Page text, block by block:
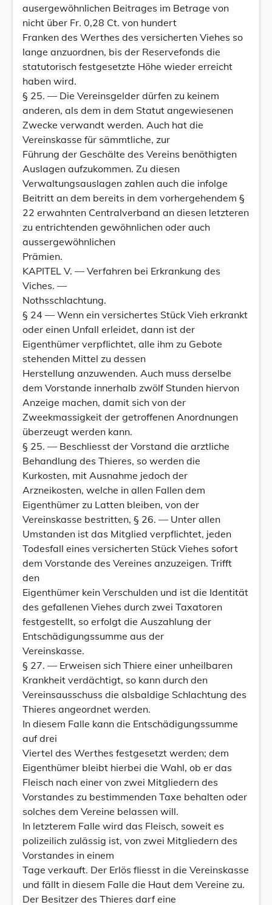
ausergewöhnlichen Beitrages im Betrage von
nicht über Fr. 0,28 Ct. von hundert
Franken des Werthes des versicherten Viehes so
lange anzuordnen, bis der Reservefonds die
statutorisch festgesetzte Höhe wieder erreicht
haben wird.
§ 25. — Die Vereinsgelder dürfen zu keinem
anderen, als dem in dem Statut angewiesenen
Zwecke verwandt werden. Auch hat die
Vereinskasse für sämmtliche, zur
Führung der Geschälte des Vereins benöthigten
Auslagen aufzukommen. Zu diesen
Verwaltungsauslagen zahlen auch die infolge
Beitritt an dem bereits in dem vorhergehendem §
22 erwahnten Centralverband an diesen letzteren
zu entrichtenden gewöhnlichen oder auch
aussergewöhnlichen
Prämien.
KAPITEL V. — Verfahren bei Erkrankung des
Viches. —
Nothsschlachtung.
§ 24 — Wenn ein versichertes Stück Vieh erkrankt
oder einen Unfall erleidet, dann ist der
Eigenthümer verpflichtet, alle ihm zu Gebote
stehenden Mittel zu dessen
Herstellung anzuwenden. Auch muss derselbe
dem Vorstande innerhalb zwölf Stunden hiervon
Anzeige machen, damit sich von der
Zweekmassigkeit der getroffenen Anordnungen
überzeugt werden kann.
§ 25. — Beschliesst der Vorstand die arztliche
Behandlung des Thieres, so werden die
Kurkosten, mit Ausnahme jedoch der
Arzneikosten, welche in allen Fallen dem
Eigenthümer zu Latten bleiben, von der
Vereinskasse bestritten, § 26. — Unter allen
Umstanden ist das Mitglied verpflichtet, jeden
Todesfall eines versicherten Stück Viehes sofort
dem Vorstande des Vereines anzuzeigen. Trifft
den
Eigenthümer kein Verschulden und ist die Identität
des gefallenen Viehes durch zwei Taxatoren
festgestellt, so erfolgt die Auszahlung der
Entschädigungssumme aus der
Vereinskasse.
§ 27. — Erweisen sich Thiere einer unheilbaren
Krankheit verdächtigt, so kann durch den
Vereinsausschuss die alsbaldige Schlachtung des
Thieres angeordnet werden.
In diesem Falle kann die Entschädigungssumme
auf drei
Viertel des Werthes festgesetzt werden; dem
Eigenthümer bleibt hierbei die Wahl, ob er das
Fleisch nach einer von zwei Mitgliedern des
Vorstandes zu bestimmenden Taxe behalten oder
solches dem Vereine belassen will.
In letzterem Falle wird das Fleisch, soweit es
polizeilich zulässig ist, von zwei Mitgliedern des
Vorstandes in einem
Tage verkauft. Der Erlös fliesst in die Vereinskasse
und fällt in diesem Falle die Haut dem Vereine zu.
Der Besitzer des Thieres darf eine